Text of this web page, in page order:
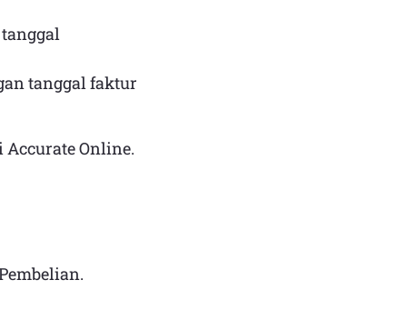
tanggal faktur
Online.